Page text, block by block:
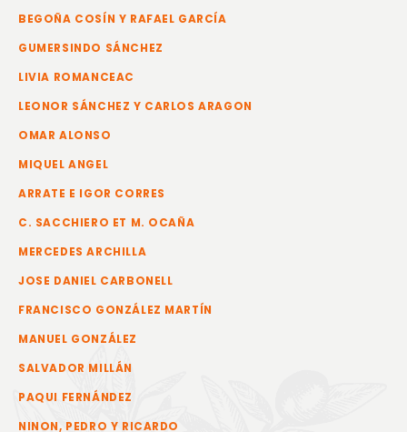
BEGOÑA COSÍN Y RAFAEL GARCÍA
GUMERSINDO SÁNCHEZ
LIVIA ROMANCEAC
LEONOR SÁNCHEZ Y CARLOS ARAGON
OMAR ALONSO
MIQUEL ANGEL
ARRATE E IGOR CORRES
C. SACCHIERO ET M. OCAÑA
MERCEDES ARCHILLA
JOSE DANIEL CARBONELL
FRANCISCO GONZÁLEZ MARTÍN
MANUEL GONZÁLEZ
SALVADOR MILLÁN
PAQUI FERNÁNDEZ
NINON, PEDRO Y RICARDO